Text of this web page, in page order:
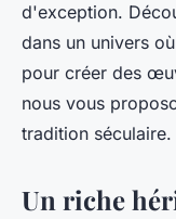
d'exception.
dans un univers
pour créer des
nous vous
tradition séculaire.
Un riche